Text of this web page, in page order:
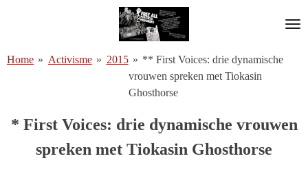
de
Home » Activisme » 2015 » ** First Voices: drie dynamische
vrouwen spreken met Tiokasin
Ghosthorse
* First Voices: drie dynamische vrouwen
spreken met Tiokasin Ghosthorse